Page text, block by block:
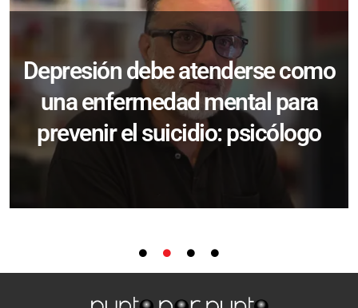
Depresión debe atenderse como
una enfermedad mental para
prevenir el suicidio: psicólogo